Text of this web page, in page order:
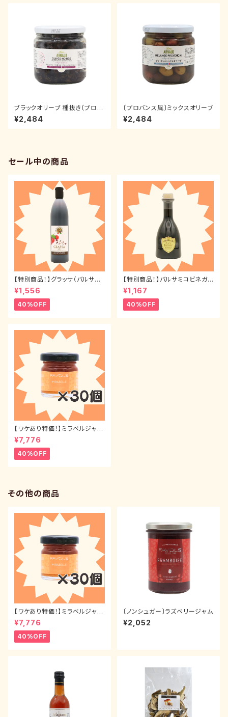
ブラックオリーブ 種抜き〔プロバ
ンスのタイム入り〕
¥2,484
〔プロバンス風〕ミックスオリーブ
¥2,484
セール中の商品
【特別商品！】グラッサ（バルサミ
コクリーム）500ml
¥1,556
40%OFF
【特別商品！】バルサミコビネガ
ー インヴェッキアート3年物 25
0ml
¥1,167
40%OFF
【ワケあり特価！】ミラベルジャム
（ミニサイズ） 42g 30本セット
¥7,776
40%OFF
その他の商品
【ワケあり特価！】ミラベルジャム
（ミニサイズ） 42g 30本セット
¥7,776
40%OFF
〔ノンシュガー〕ラズベリージャム
¥2,052